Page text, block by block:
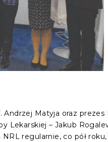
Matyja oraz prezes
Lekarskiej – Jakub
regularnie, co pół